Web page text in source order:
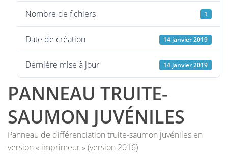
Nombre de fichiers 1
Date de création 14 janvier 2019
Dernière mise à jour 14 janvier 2019
PANNEAU TRUITE-
SAUMON JUVÉNILES
Panneau de différenciation truite-saumon juvéniles en
version « imprimeur » (version 2016)